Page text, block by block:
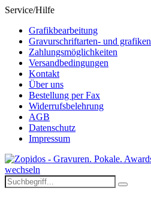
Service/Hilfe
Grafikbearbeitung
Gravurschriftarten- und grafiken
Zahlungsmöglichkeiten
Versandbedingungen
Kontakt
Über uns
Bestellung per Fax
Widerrufsbelehrung
AGB
Datenschutz
Impressum